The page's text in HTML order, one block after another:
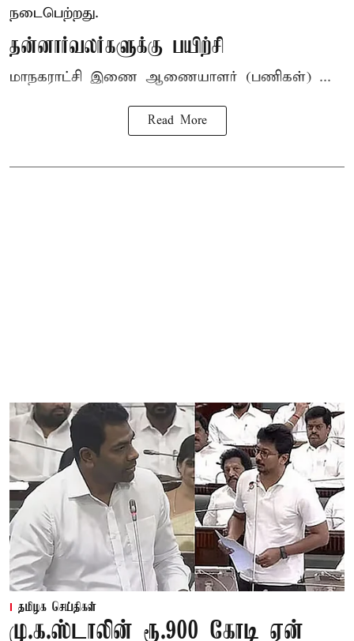
நடைபெற்றது.
தன்னார்வலர்களுக்கு பயிற்சி
மாநகராட்சி இணை ஆணையாளர் (பணிகள்) ...
Read More
தமிழக செய்திகள்
மு.க.ஸ்டாலின் ரூ.900 கோடி ஏன்